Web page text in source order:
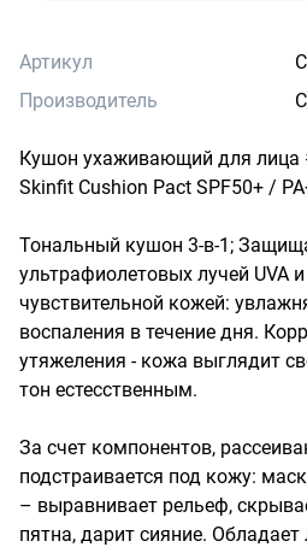
Артикул
Производитель
Кушон ухаживающий для лица
Skinfit Cushion Pact SPF50+ /
Тональный кушон 3-в-1;
ультрафиолетовых лучей UVA
чувствительной кожей:
воспаления в течение дня.
утяжеления - кожа выглядит
тон естесственным.
За счет компонентов,
подстраивается под кожу:
– выравнивает рельеф,
пятна, дарит сияние. Обладает